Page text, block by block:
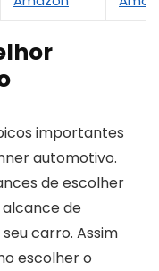
importantes
automotivo.
de escolher
de
carro. Assim
escolher o